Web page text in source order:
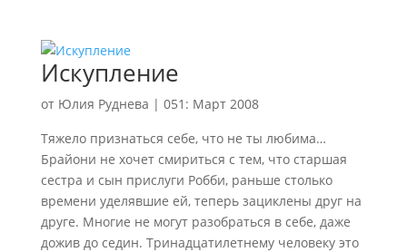
Искупление
от Юлия Руднева | 051: Март 2008
Тяжело признаться себе, что не ты любима…
Брайони не хочет смириться с тем, что старшая
сестра и сын прислуги Робби, раньше столько
времени уделявшие ей, теперь зациклены друг на
друге. Многие не могут разобраться в себе, даже
дожив до седин. Тринадцатилетнему человеку это